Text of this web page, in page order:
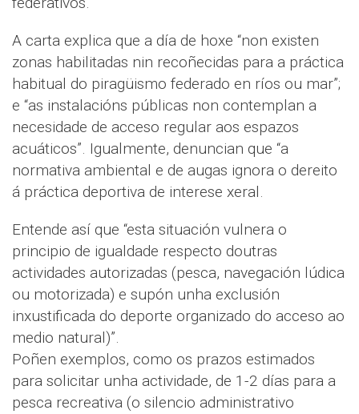
A carta explica que a día de hoxe “non existen
zonas habilitadas nin recoñecidas para a práctica
habitual do piragüismo federado en ríos ou mar”;
e “as instalacións públicas non contemplan a
necesidade de acceso regular aos espazos
acuáticos”. Igualmente, denuncian que “a
normativa ambiental e de augas ignora o dereito
á práctica deportiva de interese xeral.
Entende así que “esta situación vulnera o
principio de igualdade respecto doutras
actividades autorizadas (pesca, navegación lúdica
ou motorizada) e supón unha exclusión
inxustificada do deporte organizado do acceso ao
medio natural)”.
Poñen exemplos, como os prazos estimados
para solicitar unha actividade, de 1-2 días para a
pesca recreativa (o silencio administrativo